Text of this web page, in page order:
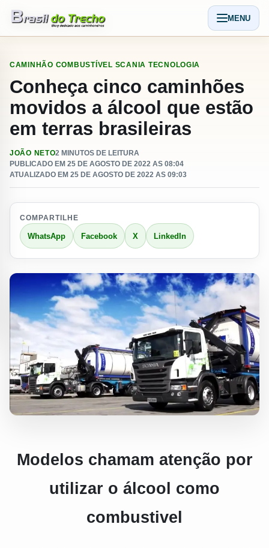
Abrir
MENU
CAMINHÃO COMBUSTÍVEL SCANIA TECNOLOGIA
Conheça cinco caminhões
movidos a álcool que estão
em terras brasileiras
JOÃO NETO2 MINUTOS DE LEITURA
PUBLICADO EM 25 DE AGOSTO DE 2022 AS 08:04
ATUALIZADO EM 25 DE AGOSTO DE 2022 AS 09:03
COMPARTILHE
WhatsApp Facebook X LinkedIn
Modelos chamam atenção por
utilizar o álcool como
combustivel